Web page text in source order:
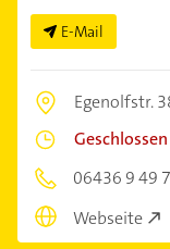
E-Mail
Egenolfstr.
Geschlossen
06436 9 49
Webseite